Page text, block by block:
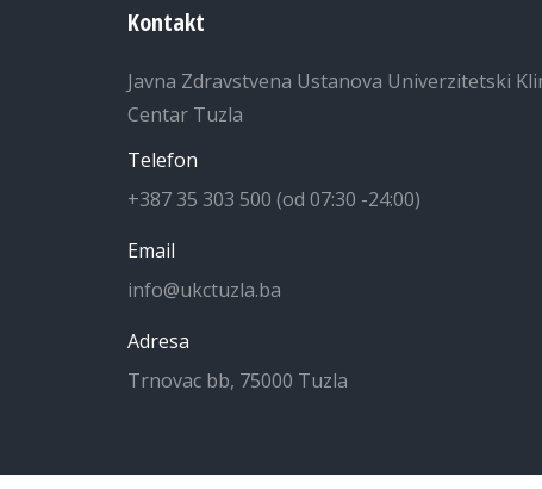
Kontakt
Javna Zdravstvena Ustanova Univerzitetski
Centar Tuzla
Telefon
+387 35 303 500 (od 07:30 -24:00)
Email
info@ukctuzla.ba
Adresa
Trnovac bb, 75000 Tuzla